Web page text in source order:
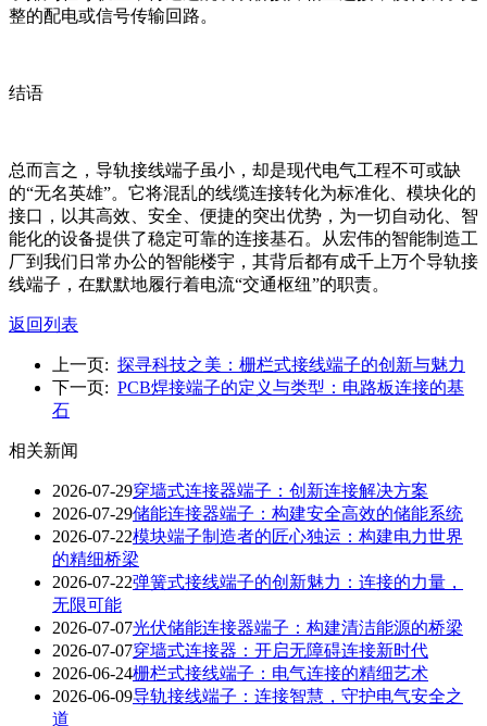
整的配电或信号传输回路。
结语
总而言之，导轨接线端子虽小，却是现代电气工程不可或缺
的“无名英雄”。它将混乱的线缆连接转化为标准化、模块化的
接口，以其高效、安全、便捷的突出优势，为一切自动化、智
能化的设备提供了稳定可靠的连接基石。从宏伟的智能制造工
厂到我们日常办公的智能楼宇，其背后都有成千上万个导轨接
线端子，在默默地履行着电流“交通枢纽”的职责。
返回列表
上一页: 探寻科技之美：栅栏式接线端子的创新与魅力
下一页: PCB焊接端子的定义与类型：电路板连接的基
石
相关新闻
2026-07-29穿墙式连接器端子：创新连接解决方案
2026-07-29储能连接器端子：构建安全高效的储能系统
2026-07-22模块端子制造者的匠心独运：构建电力世界
的精细桥梁
2026-07-22弹簧式接线端子的创新魅力：连接的力量，
无限可能
2026-07-07光伏储能连接器端子：构建清洁能源的桥梁
2026-07-07穿墙式连接器：开启无障碍连接新时代
2026-06-24栅栏式接线端子：电气连接的精细艺术
2026-06-09导轨接线端子：连接智慧，守护电气安全之
道